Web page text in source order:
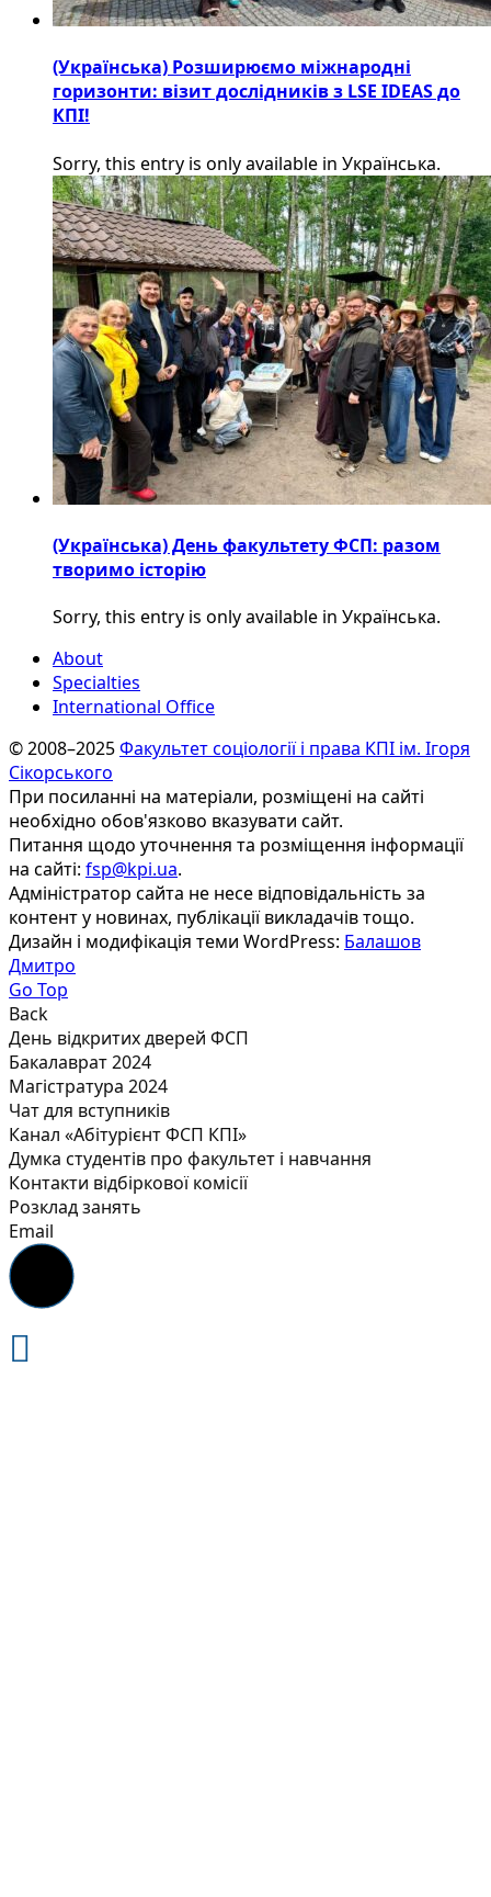
(Українська) Розширюємо міжнародні
горизонти: візит дослідників з LSE IDEAS до
КПІ!
Sorry, this entry is only available in Українська.
(Українська) День факультету ФСП: разом
творимо історію
Sorry, this entry is only available in Українська.
About
Specialties
International Office
© 2008–2025Факультет соціології і права КПІ ім. Ігоря
Сікорського
При посиланні на матеріали, розміщені на сайті
необхідно обов'язково вказувати сайт.
Питання щодо уточнення та розміщення інформації
на сайті: fsp@kpi.ua.
Адміністратор сайта не несе відповідальність за
контент у новинах, публікації викладачів тощо.
Дизайн і модифікація теми WordPress: Балашов
Дмитро
Go Top
Back
День відкритих дверей ФСП
Бакалаврат 2024
Магістратура 2024
Чат для вступників
Канал «Абітурієнт ФСП КПІ»
Думка студентів про факультет і навчання
Контакти відбіркової комісії
Розклад занять
Email